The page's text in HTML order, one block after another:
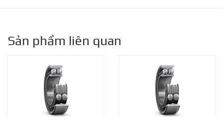
Sản phẩm liên quan